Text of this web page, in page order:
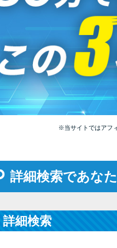
※当サイトではアフ
詳細検索であな
詳細検索